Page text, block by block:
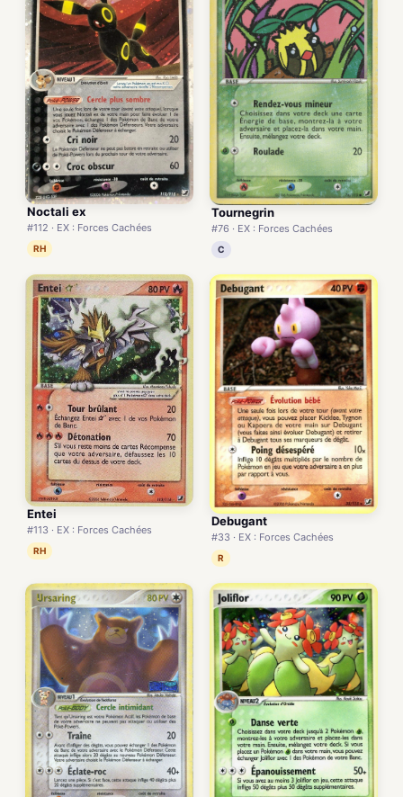
Noctali ex
#112 · EX : Forces Cachées
RH
Tournegrin
#76 · EX : Forces Cachées
C
Entei
#113 · EX : Forces Cachées
RH
Debugant
#33 · EX : Forces Cachées
R